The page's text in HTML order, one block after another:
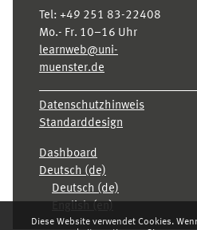
Diese Website verwendet Cookies.
Tel: +49 251 83-22408
Mo.- Fr. 10–16 Uhr
learnweb@uni-
muenster.de
Datenschutzhinweis
Standarddesign
Dashboard
Deutsch ‎(de)‎
Deutsch ‎(de)‎